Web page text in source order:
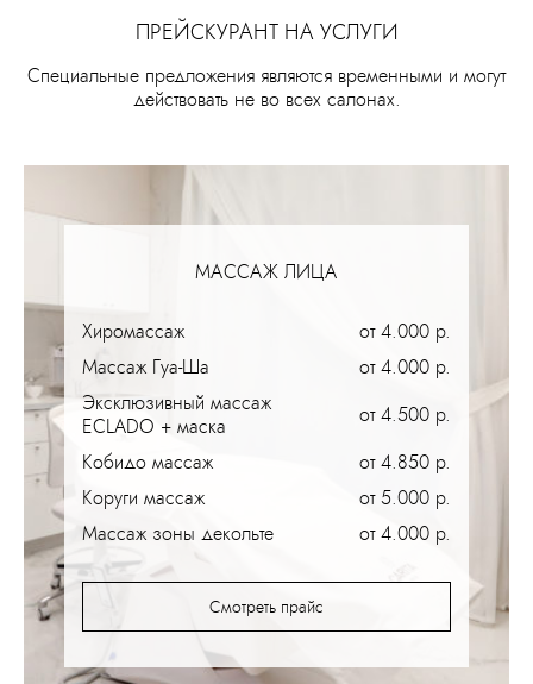
ПРЕЙСКУРАНТ НА УСЛУГИ
Специальные предложения являются временными и могут
действовать не во всех салонах.
МАССАЖ ЛИЦА
Хиромассаж
от 4.000 р.
Массаж Гуа-Ша
от 4.000 р.
Эксклюзивный массаж
ECLADO + маска
от 4.500 р.
Кобидо массаж
от 4.850 р.
Коруги массаж
от 5.000 р.
Массаж зоны декольте
от 4.000 р.
Смотреть прайс